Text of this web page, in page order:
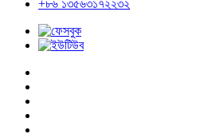
+৮৬ ১৩৫৬৩১৭২২৩২